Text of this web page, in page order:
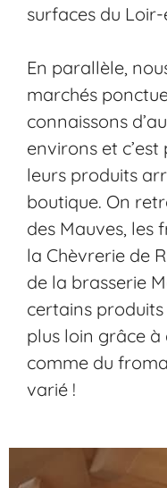
surfaces du
En parallèle,
marchés
connaissons
environs et
leurs produits
boutique. On
des Mauves, les
la Chèvrerie de
de la brasserie
certains produits
plus loin grâce à
comme du
varié !